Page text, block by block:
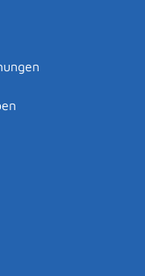
Sie
müssen Sie ein
wollen oder